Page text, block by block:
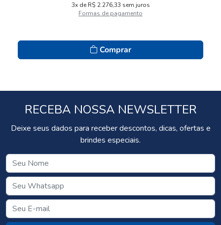
3x de R$ 2.276,33 sem juros
Formas de pagamento
Comprar
RECEBA NOSSA NEWSLETTER
Deixe seus dados para receber descontos, dicas, ofertas e
brindes especiais.